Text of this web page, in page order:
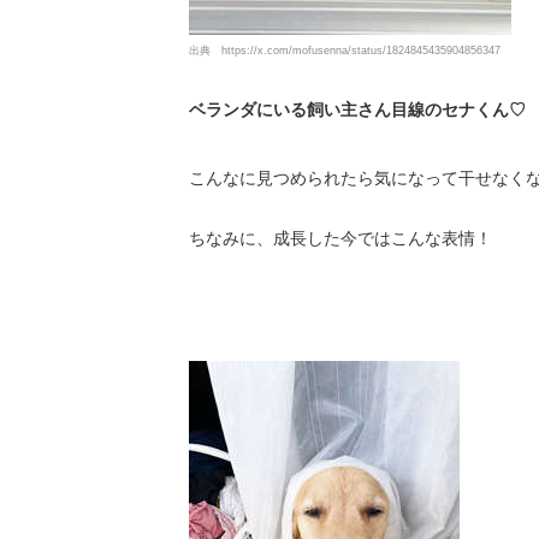
出典 https://x.com/mofusenna/status/1824845435904856347
ベランダにいる飼い主さん目線のセナくん♡
こんなに見つめられたら気になって干せなく
ちなみに、成長した今ではこんな表情！